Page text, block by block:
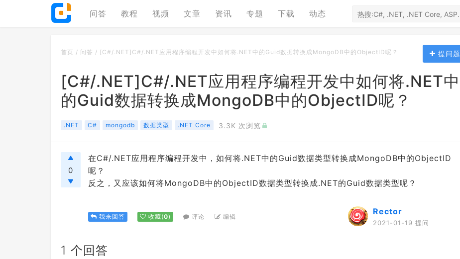
问答 教程 视频 文章 资讯 专题 下载 动态
提问题
首页 / 问答 / [C#/.NET]C#/.NET应用程序编程开发中如何将.NET中的Guid数据转换成MongoDB中的ObjectID呢？
[C#/.NET]C#/.NET应用程序编程开发中如何将.NET中
的Guid数据转换成MongoDB中的ObjectID呢？
.NET C# mongodb 数据类型 .NET Core 3.3K 次浏览
0
在C#/.NET应用程序编程开发中，如何将.NET中的Guid数据类型转换成MongoDB中的ObjectID
呢？
反之，又应该如何将MongoDB中的ObjectID数据类型转换成.NET的Guid数据类型呢？
我来回答 收藏(0) 评论 编辑
Rector
2021-01-19 提问
1 个回答